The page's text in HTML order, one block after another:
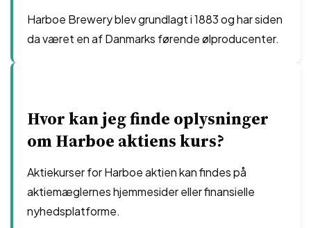
Harboe Brewery blev grundlagt i 1883 og har siden
da været en af Danmarks førende ølproducenter.
Hvor kan jeg finde oplysninger
om Harboe aktiens kurs?
Aktiekurser for Harboe aktien kan findes på
aktiemæglernes hjemmesider eller finansielle
nyhedsplatforme.